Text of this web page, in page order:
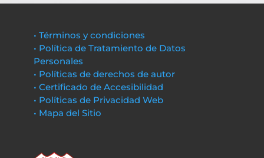
• Términos y condiciones
• Política de Tratamiento de Datos
Personales
• Políticas de derechos de autor
• Certificado de Accesibilidad
• Políticas de Privacidad Web
• Mapa del Sitio